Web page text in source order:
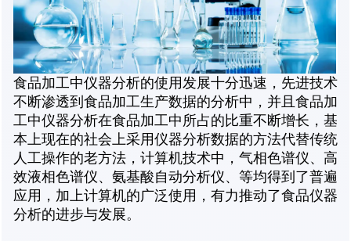
食品加工中仪器分析的使用发展十分迅速，先进技术
不断渗透到食品加工生产数据的分析中，并且食品加
工中仪器分析在食品加工中所占的比重不断增长，基
本上现在的社会上采用仪器分析数据的方法代替传统
人工操作的老方法，计算机技术中，气相色谱仪、高
效液相色谱仪、氨基酸自动分析仪、等均得到了普遍
应用，加上计算机的广泛使用，有力推动了食品仪器
分析的进步与发展。